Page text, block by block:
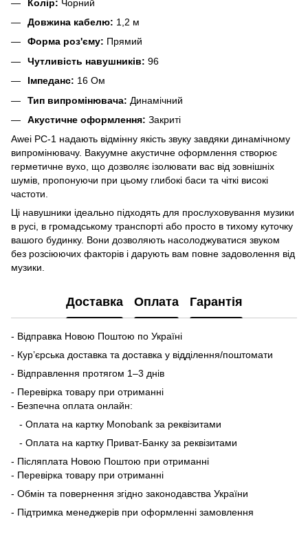
Колір: Чорний
Довжина кабелю: 1,2 м
Форма роз'єму: Прямий
Чутливість навушників: 96
Імпеданс: 16 Ом
Тип випромінювача: Динамічний
Акустичне оформлення: Закриті
Awei PC-1 надають відмінну якість звуку завдяки динамічному
випромінювачу. Вакуумне акустичне оформлення створює
герметичне вухо, що дозволяє ізолювати вас від зовнішніх
шумів, пропонуючи при цьому глибокі баси та чіткі високі
частоти.
Ці навушники ідеально підходять для прослуховування музики
в русі, в громадському транспорті або просто в тихому куточку
вашого будинку. Вони дозволяють насолоджуватися звуком
без розсіюючих факторів і дарують вам повне задоволення від
музики.
Доставка Оплата Гарантія
- Відправка Новою Поштою по Україні
- Кур’єрська доставка та доставка у відділення/поштомати
- Відправлення протягом 1–3 днів
- Перевірка товару при отриманні
- Безпечна оплата онлайн:
- Оплата на картку Monobank за реквізитами
- Оплата на картку Приват-Банку за реквізитами
- Післяплата Новою Поштою при отриманні
- Перевірка товару при отриманні
- Обмін та повернення згідно законодавства України
- Підтримка менеджерів при оформленні замовлення